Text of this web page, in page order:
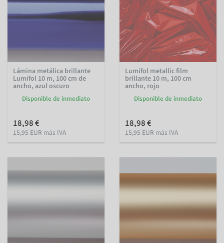
Lámina metálica brillante
Lumifol 10 m, 100 cm de
ancho, azul oscuro
Disponible de inmediato
18,98 €
15,95 EUR más IVA
Lumifol metallic film
brillante 10 m, 100 cm
ancho, rojo
Disponible de inmediato
18,98 €
15,95 EUR más IVA